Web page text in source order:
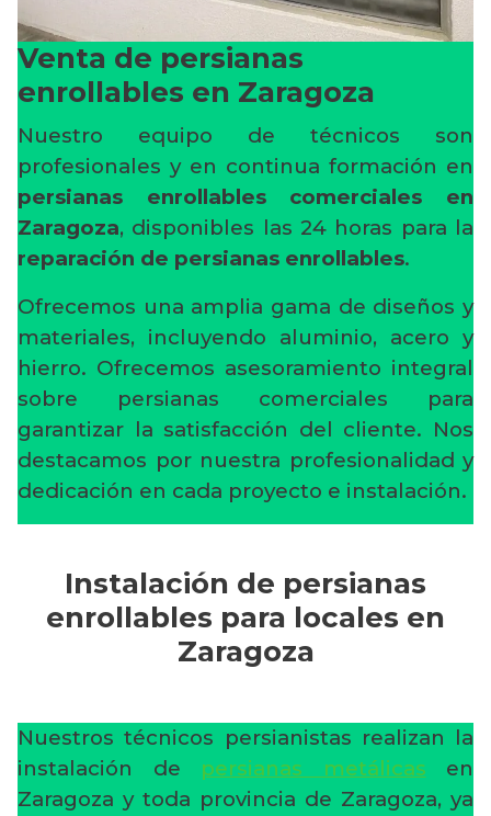
Venta de persianas
enrollables en Zaragoza
Nuestro equipo de técnicos son
profesionales y en continua formación en
persianas enrollables comerciales en
Zaragoza, disponibles las 24 horas para la
reparación de persianas enrollables.
Ofrecemos una amplia gama de diseños y
materiales, incluyendo aluminio, acero y
hierro. Ofrecemos asesoramiento integral
sobre persianas comerciales para
garantizar la satisfacción del cliente. Nos
destacamos por nuestra profesionalidad y
dedicación en cada proyecto e instalación.
Instalación de persianas
enrollables para locales en
Zaragoza
Nuestros técnicos persianistas realizan la
instalación de persianas metálicas en
Zaragoza y toda provincia de Zaragoza, ya